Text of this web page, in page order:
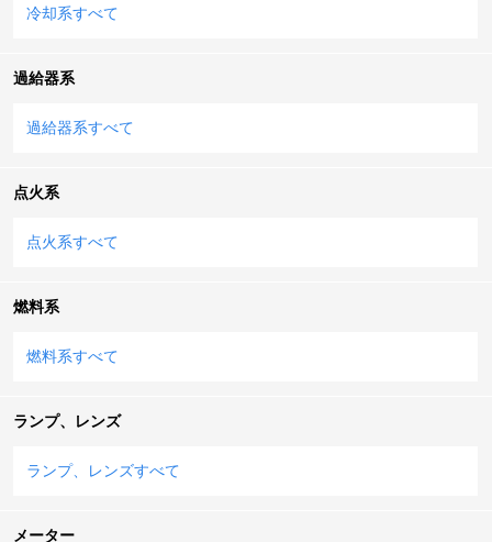
冷却系すべて
過給器系
過給器系すべて
点火系
点火系すべて
燃料系
燃料系すべて
ランプ、レンズ
ランプ、レンズすべて
メーター